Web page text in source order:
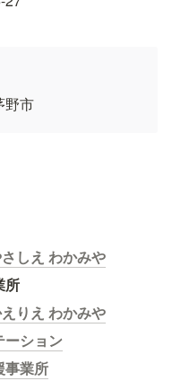
野市
しえ わかみや
所
りえ わかみや
ーション
事業所